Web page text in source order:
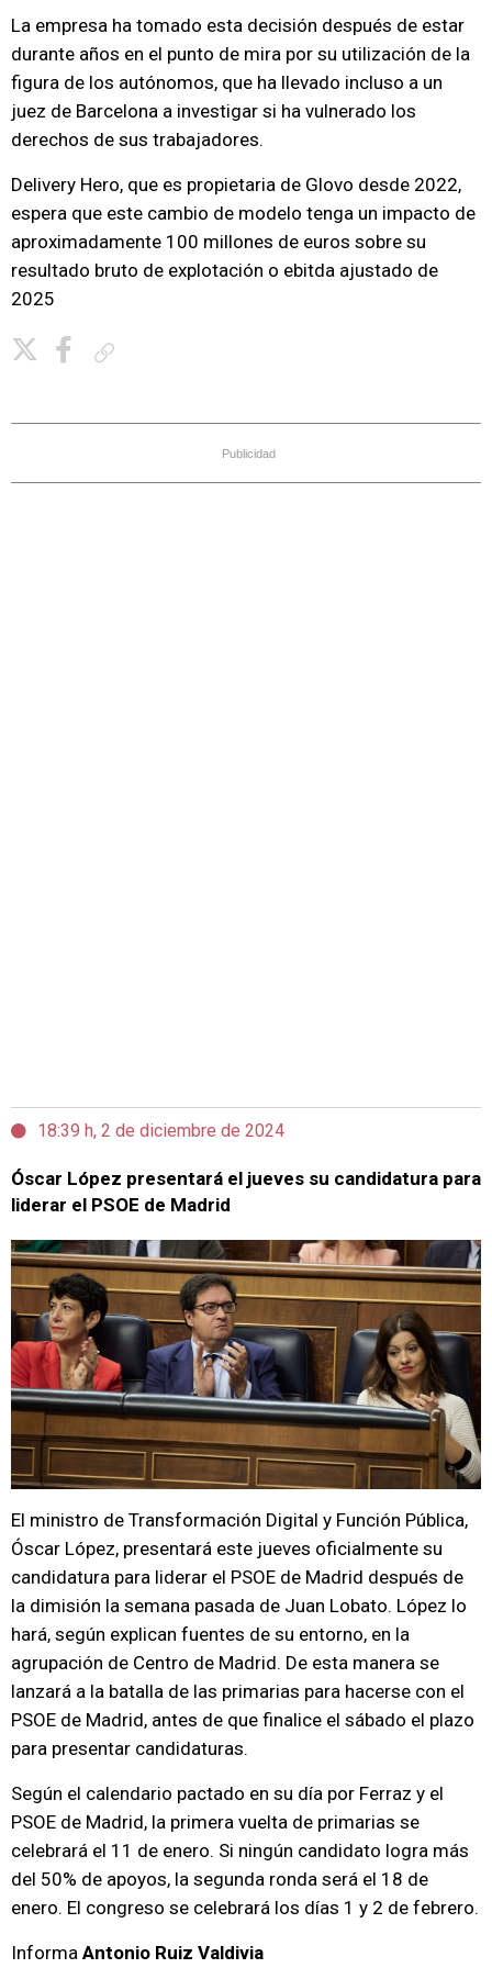
La empresa ha tomado esta decisión después de estar
durante años en el punto de mira por su utilización de la
figura de los autónomos, que ha llevado incluso a un
juez de Barcelona a investigar si ha vulnerado los
derechos de sus trabajadores.
Delivery Hero, que es propietaria de Glovo desde 2022,
espera que este cambio de modelo tenga un impacto de
aproximadamente 100 millones de euros sobre su
resultado bruto de explotación o ebitda ajustado de
2025
Publicidad
18:39 h, 2 de diciembre de 2024
Óscar López presentará el jueves su candidatura para
liderar el PSOE de Madrid
El ministro de Transformación Digital y Función Pública,
Óscar López, presentará este jueves oficialmente su
candidatura para liderar el PSOE de Madrid después de
la dimisión la semana pasada de Juan Lobato. López lo
hará, según explican fuentes de su entorno, en la
agrupación de Centro de Madrid. De esta manera se
lanzará a la batalla de las primarias para hacerse con el
PSOE de Madrid, antes de que finalice el sábado el plazo
para presentar candidaturas.
Según el calendario pactado en su día por Ferraz y el
PSOE de Madrid, la primera vuelta de primarias se
celebrará el 11 de enero. Si ningún candidato logra más
del 50% de apoyos, la segunda ronda será el 18 de
enero. El congreso se celebrará los días 1 y 2 de febrero.
Informa Antonio Ruiz Valdivia